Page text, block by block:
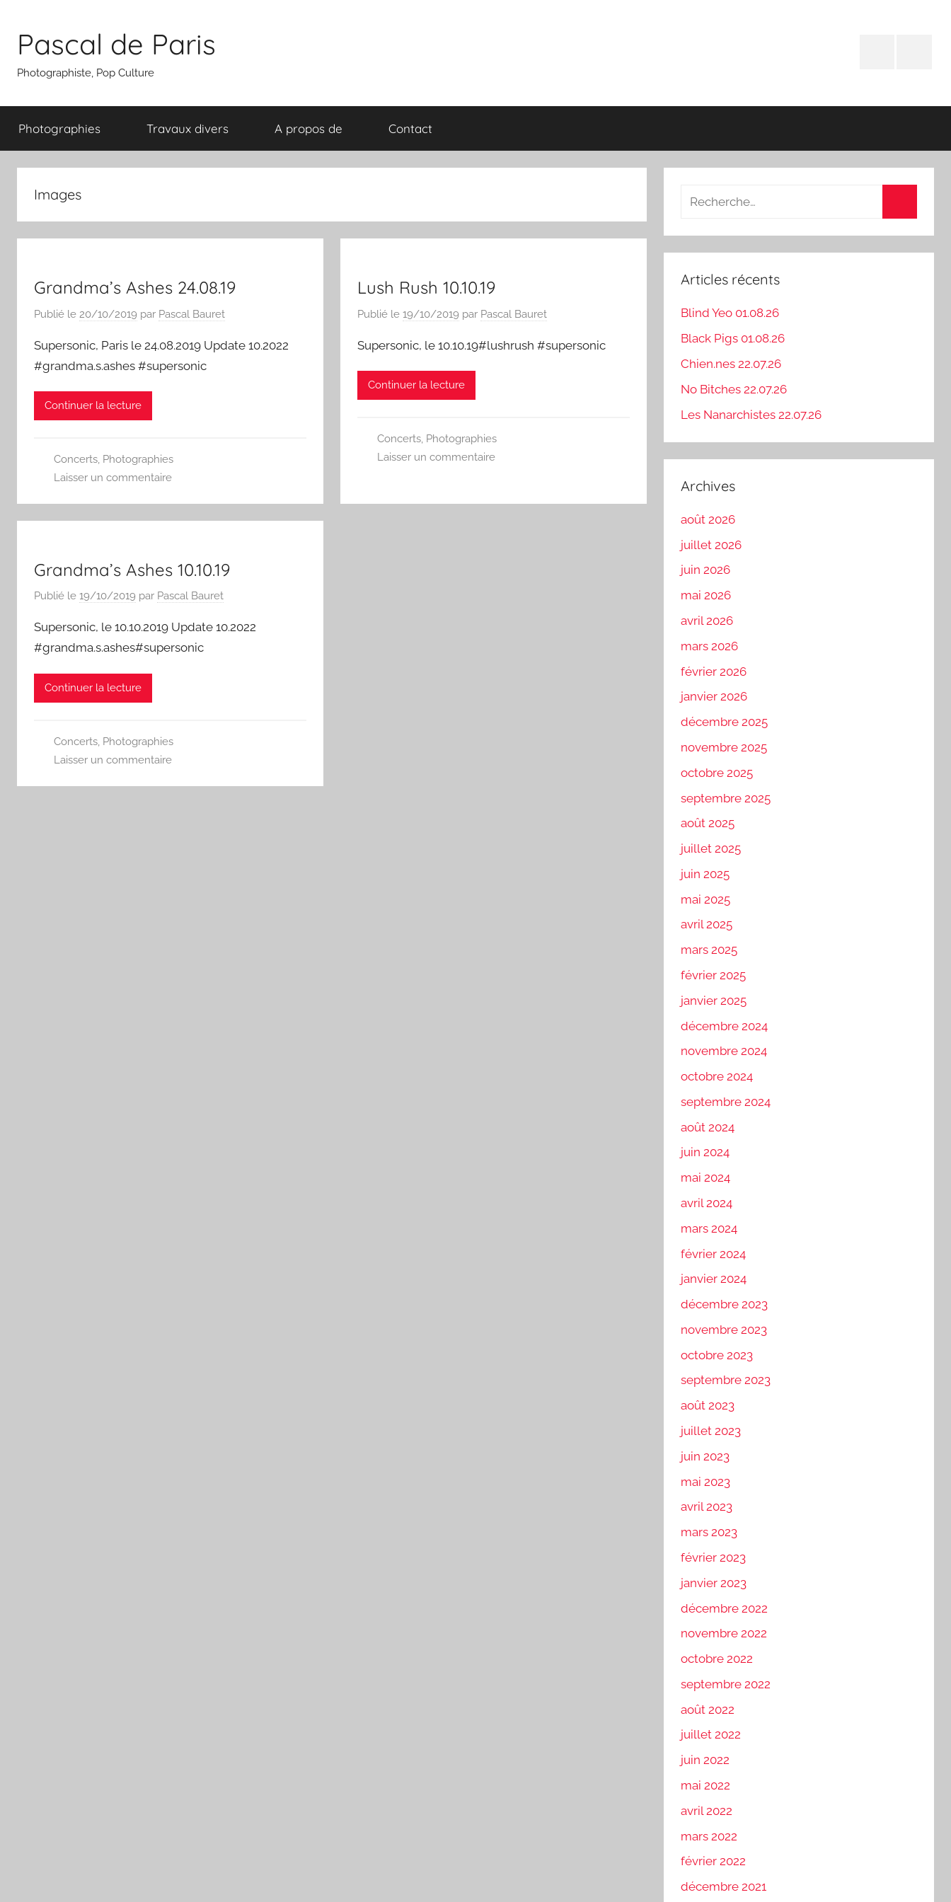
contenu
Pascal de Paris
Photographiste, Pop Culture
Photographies Travaux divers A propos de Contact
Images
Grandma’s Ashes 24.08.19
Publié le 20/10/2019 par Pascal Bauret
Supersonic, Paris le 24.08.2019 Update 10.2022
#grandma.s.ashes #supersonic
Continuer la lecture
Concerts, Photographies
Laisser un commentaire
Lush Rush 10.10.19
Publié le19/10/2019 par Pascal Bauret
Supersonic, le 10.10.19#lushrush #supersonic
Continuer la lecture
Concerts, Photographies
Laisser un commentaire
Grandma’s Ashes 10.10.19
Publié le 19/10/2019 par Pascal Bauret
Supersonic, le 10.10.2019 Update 10.2022
#grandma.s.ashes#supersonic
Continuer la lecture
Concerts, Photographies
Laisser un commentaire
Recherche
:
Articles récents
Blind Yeo 01.08.26
Black Pigs 01.08.26
Chien.nes 22.07.26
No Bitches 22.07.26
Les Nanarchistes 22.07.26
Archives
août 2026
juillet 2026
juin 2026
mai 2026
avril 2026
mars 2026
février 2026
janvier 2026
décembre 2025
novembre 2025
octobre 2025
septembre 2025
août 2025
juillet 2025
juin 2025
mai 2025
avril 2025
mars 2025
février 2025
janvier 2025
décembre 2024
novembre 2024
octobre 2024
septembre 2024
août 2024
juin 2024
mai 2024
avril 2024
mars 2024
février 2024
janvier 2024
décembre 2023
novembre 2023
octobre 2023
septembre 2023
août 2023
juillet 2023
juin 2023
mai 2023
avril 2023
mars 2023
février 2023
janvier 2023
décembre 2022
novembre 2022
octobre 2022
septembre 2022
août 2022
juillet 2022
juin 2022
mai 2022
avril 2022
mars 2022
février 2022
décembre 2021